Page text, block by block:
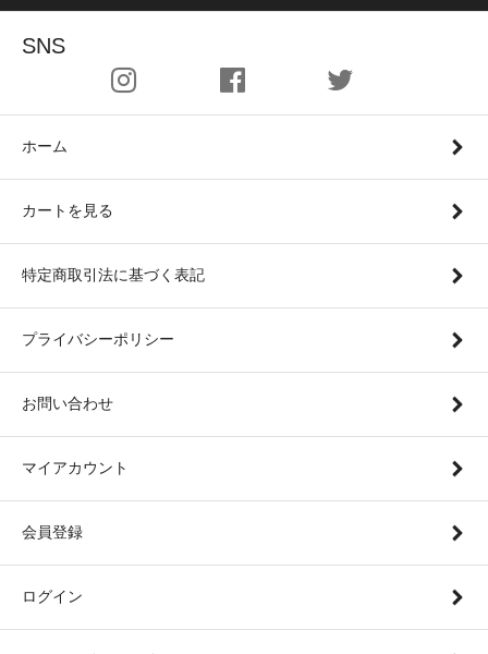
SNS
ホーム
カートを見る
特定商取引法に基づく表記
プライバシーポリシー
お問い合わせ
マイアカウント
会員登録
ログイン